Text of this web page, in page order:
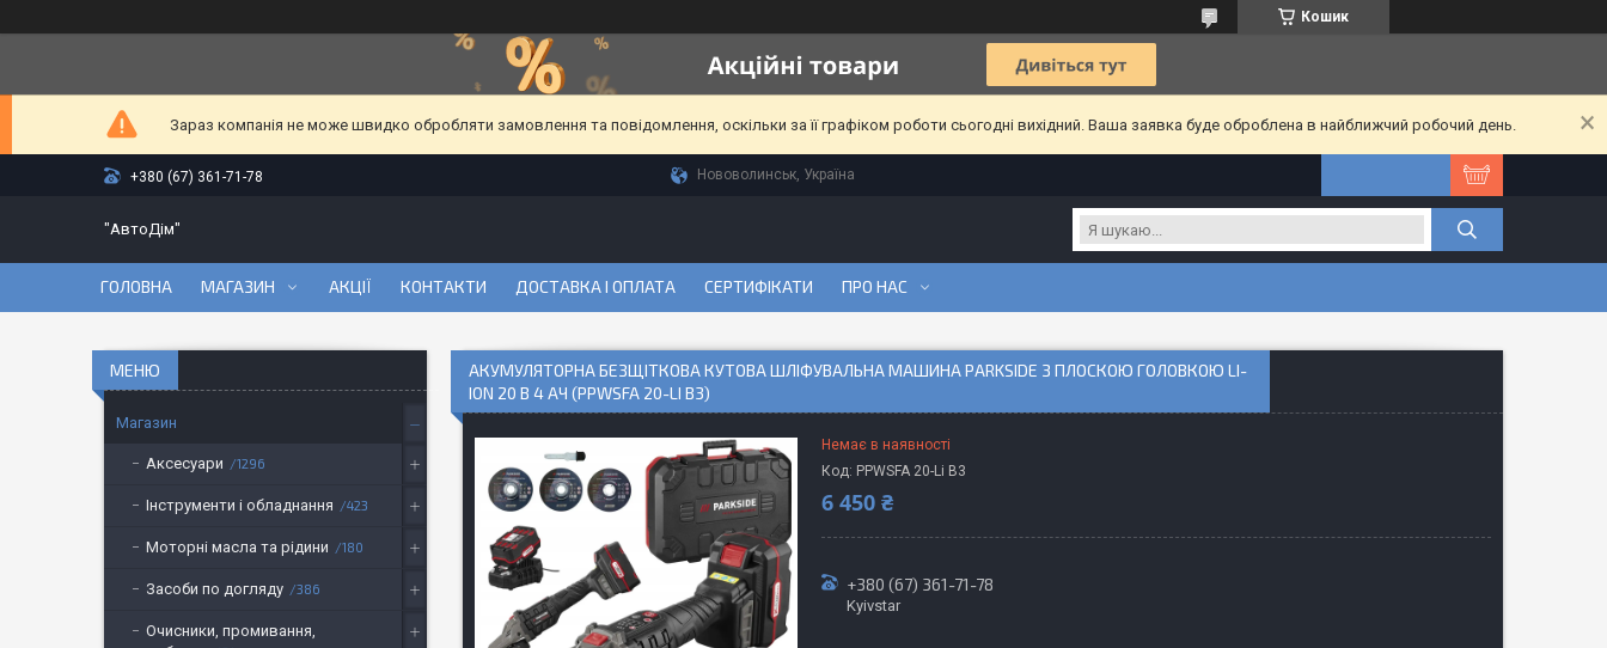
Кошик
Зараз компанія не може швидко обробляти замовлення та повідомлення, оскільки за її графіком роботи сьогодні вихідний. Ваша заявка буде оброблена в найближчий робочий день.
+380 (67) 361-71-78 Нововолинськ, Україна
"АвтоДім"
ГОЛОВНА МАГАЗИН АКЦІЇ КОНТАКТИ ДОСТАВКА І ОПЛАТА СЕРТИФІКАТИ ПРО НАС
АКУМУЛЯТОРНА БЕЗЩІТКОВА КУТОВА ШЛІФУВАЛЬНА МАШИНА PARKSIDE З ПЛОСКОЮ ГОЛОВКОЮ LI-
ION 20 В 4 АЧ (PPWSFA 20-LI B3)
Немає в наявності
Код: PPWSFA 20-Li B3
6 450 ₴
+380 (67) 361-71-78
Kyivstar
Магазин
Аксесуари 1296
Інструменти і обладнання 423
Моторні масла та рідини 180
Засоби по догляду 386
Очисники, промивання,